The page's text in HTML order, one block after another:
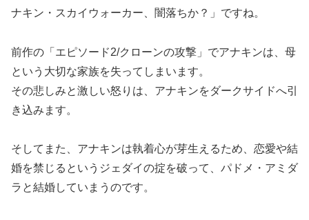
ナキン・スカイウォーカー、闇落ちか？」ですね。
前作の「エピソード2/クローンの攻撃」でアナキンは、母
という大切な家族を失ってしまいます。
その悲しみと激しい怒りは、アナキンをダークサイドへ引
き込みます。
そしてまた、アナキンは執着心が芽生えるため、恋愛や結
婚を禁じるというジェダイの掟を破って、パドメ・アミダ
ラと結婚していまうのです。